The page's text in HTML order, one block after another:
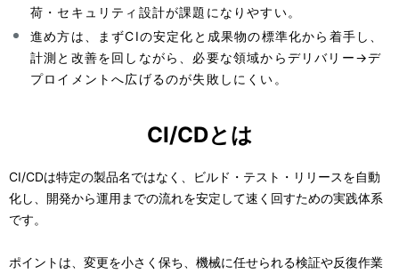
荷・セキュリティ設計が課題になりやすい。
進め方は、まずCIの安定化と成果物の標準化から着手し、
計測と改善を回しながら、必要な領域からデリバリー→デ
プロイメントへ広げるのが失敗しにくい。
CI/CDとは
CI/CDは特定の製品名ではなく、ビルド・テスト・リリースを自動
化し、開発から運用までの流れを安定して速く回すための実践体系
です。
ポイントは、変更を小さく保ち、機械に任せられる検証や反復作業